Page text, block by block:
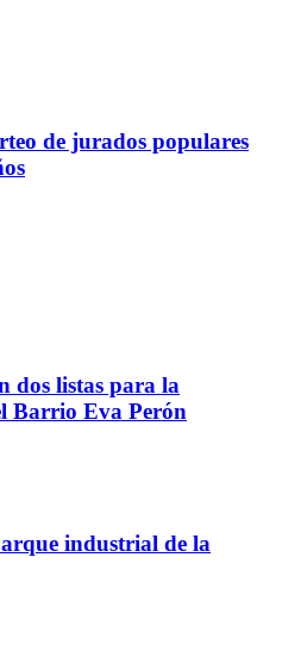
de jurados populares
dos listas para la
Barrio Eva Perón
industrial de la